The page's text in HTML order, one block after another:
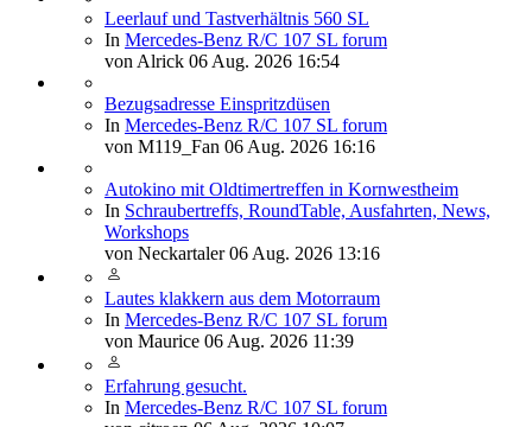
Leerlauf und Tastverhältnis 560 SL
In Mercedes-Benz R/C 107 SL forum
vonAlrick 06 Aug. 2026 16:54
Bezugsadresse Einspritzdüsen
In Mercedes-Benz R/C 107 SL forum
von M119_Fan 06 Aug. 2026 16:16
Autokino mit Oldtimertreffen in Kornwestheim
In Schraubertreffs, RoundTable, Ausfahrten, News,
Workshops
von Neckartaler 06 Aug. 2026 13:16
Lautes klakkern aus dem Motorraum
In Mercedes-Benz R/C 107 SL forum
von Maurice 06 Aug. 2026 11:39
Erfahrung gesucht.
In Mercedes-Benz R/C 107 SL forum